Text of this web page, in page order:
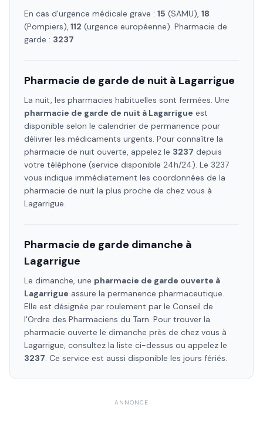
En cas d'urgence médicale grave : 15 (SAMU), 18
(Pompiers), 112 (urgence européenne). Pharmacie de
garde : 3237.
Pharmacie de garde de nuit à Lagarrigue
La nuit, les pharmacies habituelles sont fermées. Une
pharmacie de garde de nuit à Lagarrigue est
disponible selon le calendrier de permanence pour
délivrer les médicaments urgents. Pour connaître la
pharmacie de nuit ouverte, appelez le 3237 depuis
votre téléphone (service disponible 24h/24). Le 3237
vous indique immédiatement les coordonnées de la
pharmacie de nuit la plus proche de chez vous à
Lagarrigue.
Pharmacie de garde dimanche à
Lagarrigue
Le dimanche, une pharmacie de garde ouverte à
Lagarrigue assure la permanence pharmaceutique.
Elle est désignée par roulement par le Conseil de
l'Ordre des Pharmaciens du Tarn. Pour trouver la
pharmacie ouverte le dimanche près de chez vous à
Lagarrigue, consultez la liste ci-dessus ou appelez le
3237. Ce service est aussi disponible les jours fériés.
ANNONCE